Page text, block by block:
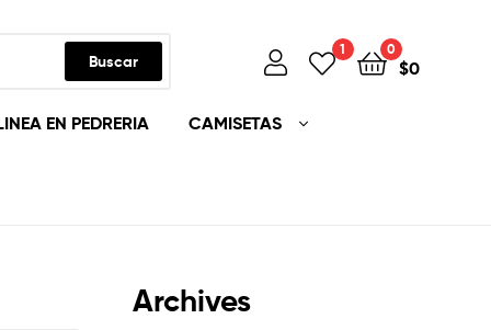
Buscar
1 0
$0
EN PEDRERIA CAMISETAS
Archives